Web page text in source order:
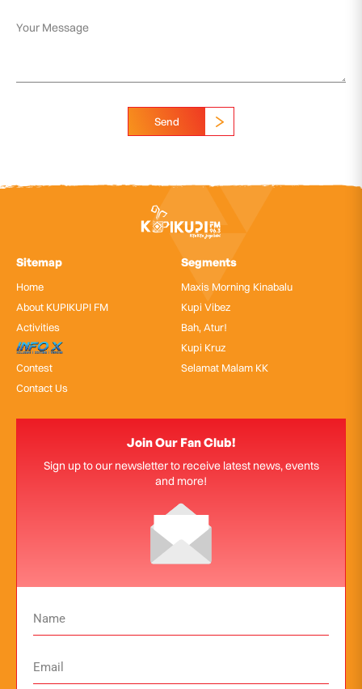
Send
Sitemap
Home
About KUPIKUPI FM
Activities
InfoX
Contest
Contact Us
Segments
Maxis Morning Kinabalu
Kupi Vibez
Bah, Atur!
Kupi Kruz
Selamat Malam KK
Join Our Fan Club!
Sign up to our newsletter to receive latest news, events
and more!